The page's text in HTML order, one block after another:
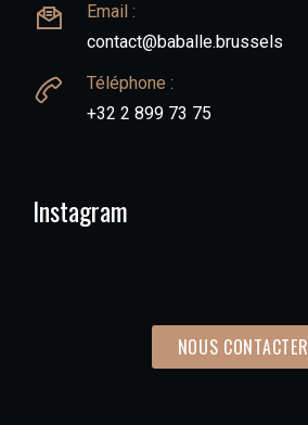
Email :
contact@baballe.brussels
Téléphone :
+32 2 899 73 75
Instagram
NOUS CONTACTER